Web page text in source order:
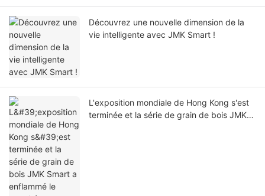
Découvrez une nouvelle dimension de la
vie intelligente avec JMK Smart !
L'exposition mondiale de Hong Kong s'est
terminée et la série de grain de bois JMK